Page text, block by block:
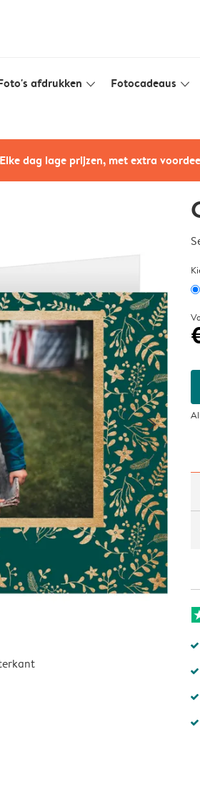
afdrukken slim_arrow_down Fotocadeaus slim_arrow_down
Elke dag lage prijzen, met extra